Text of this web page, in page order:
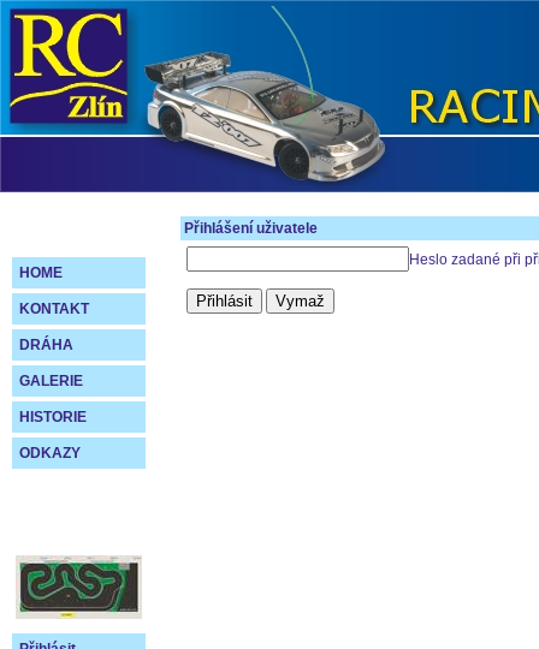
HOME
KONTAKT
DRÁHA
GALERIE
HISTORIE
ODKAZY
Přihlášení uživatele
Heslo zadané při